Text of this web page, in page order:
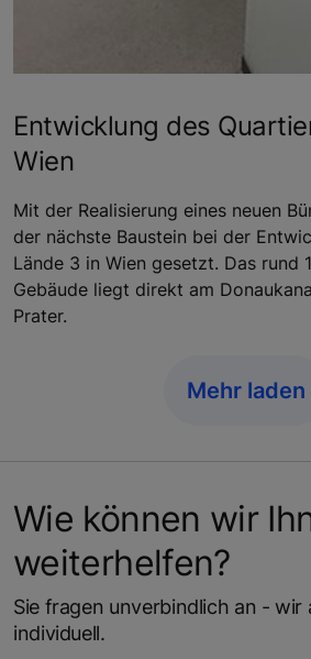
Entwicklung des
Wien
Mit der Realisierung eines neuen
der nächste Baustein bei der
Lände 3 in Wien gesetzt. Das rund
Gebäude liegt direkt am
Prater.
Mehr laden
Wie können wir
weiterhelfen?
Sie fragen unverbindlich an -
individuell.